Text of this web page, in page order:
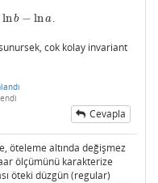
lnb − lna
a .
cok kolay invariant
Cevapla
öteleme altında değişmez
ölçümünü karakterize
öteki düzgün (regular)